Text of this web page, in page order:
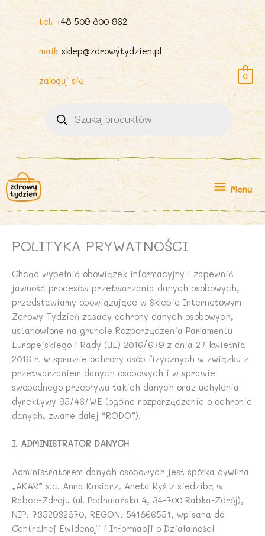
tel: +48 509 800 962
mail: sklep@zdrowytydzien.pl
zaloguj się
produktów
0
Menu
Menu
POLITYKA PRYWATNOŚCI
Chcąc wypełnić obowiązek informacyjny i zapewnić
jawność procesów przetwarzania danych osobowych,
przedstawiamy obowiązujące w Sklepie Internetowym
Zdrowy Tydzień zasady ochrony danych osobowych,
ustanowione na gruncie Rozporządzenia Parlamentu
Europejskiego i Rady (UE) 2016/679 z dnia 27 kwietnia
2016 r. w sprawie ochrony osób fizycznych w związku z
przetwarzaniem danych osobowych i w sprawie
swobodnego przepływu takich danych oraz uchylenia
dyrektywy 95/46/WE (ogólne rozporządzenie o ochronie
danych, zwane dalej “RODO”).
I. ADMINISTRATOR DANYCH
Administratorem danych osobowych jest spółka cywilna
„AKAR” s.c. Anna Kasiarz, Aneta Ryś z siedzibą w
Rabce-Zdroju (ul. Podhalańska 4, 34-700 Rabka-Zdrój),
NIP: 7352932870, REGON: 541866551, wpisana do
Centralnej Ewidencji i Informacji o Działalności